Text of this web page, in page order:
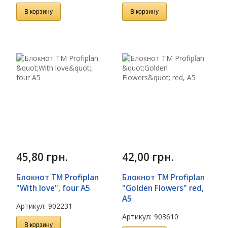
В корзину В корзину
45,80 грн.
Блокнот TM Profiplan
"With love", four A5
Артикул: 902231
В корзину
42,00 грн.
Блокнот TM Profiplan
"Golden Flowers" red,
A5
Артикул: 903610